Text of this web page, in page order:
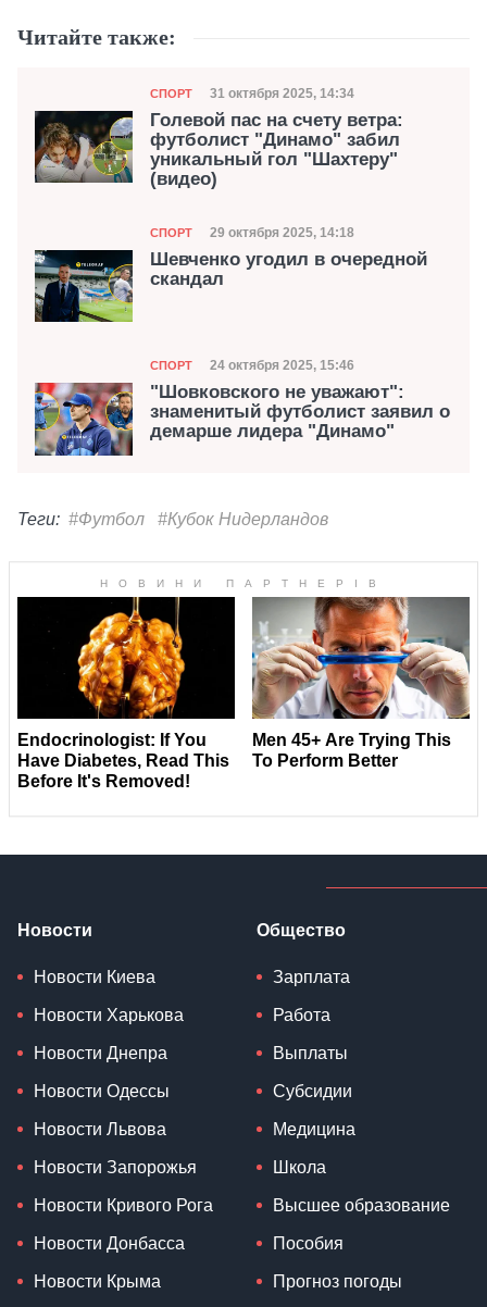
Читайте также:
Категория
СПОРТ Дата публикации
31 октября 2025, 14:34
Голевой пас на счету ветра:
футболист "Динамо" забил
уникальный гол "Шахтеру"
(видео)
Категория
СПОРТ Дата публикации
29 октября 2025, 14:18
Шевченко угодил в очередной
скандал
Категория
СПОРТ Дата публикации
24 октября 2025, 15:46
"Шовковского не уважают":
знаменитый футболист заявил о
демарше лидера "Динамо"
Теги: #Футбол #Кубок Нидерландов
Новости
Новости Киева
Новости Харькова
Новости Днепра
Новости Одессы
Новости Львова
Новости Запорожья
Новости Кривого Рога
Новости Донбасса
Новости Крыма
Общество
Зарплата
Работа
Выплаты
Субсидии
Медицина
Школа
Высшее образование
Пособия
Прогноз погоды